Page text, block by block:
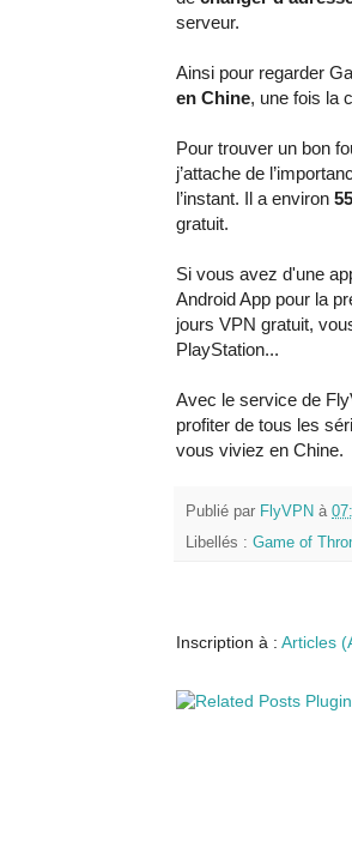
serveur.
Ainsi pour regarder
en Chine, une fois la
Pour trouver un bon
j’attache de
l’instant. Il a environ
gratuit.
Si vous avez d'une
Android App pour la
jours VPN gratuit,
PlayStation...
Avec le service de
profiter de tous les
vous viviez en Chine.
Publié par FlyVPN à
Libellés : Game of
Inscription à : Articles